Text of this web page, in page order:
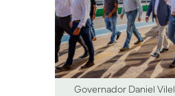
Governador Daniel